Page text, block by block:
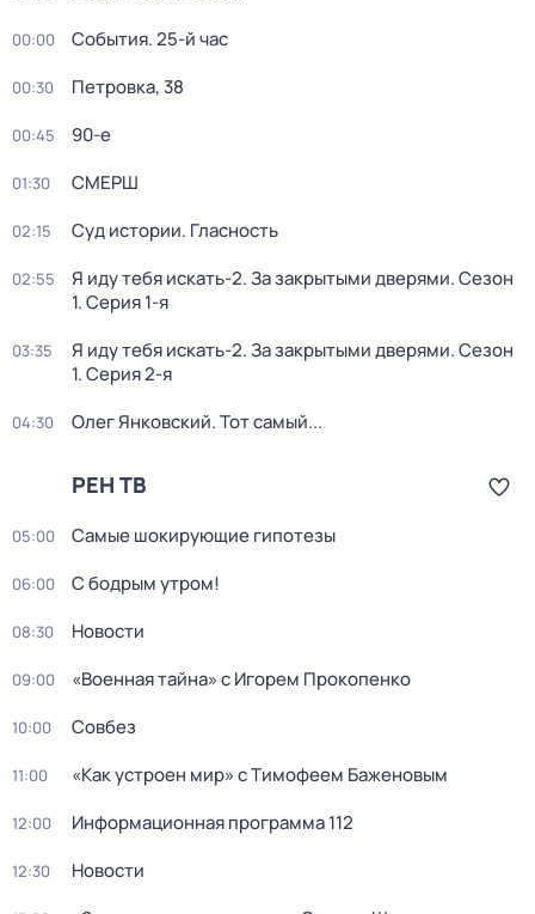
00:00 События. 25-й час
00:30 Петровка, 38
00:45 90-е
01:30 СМЕРШ
02:15 Суд истории. Гласность
02:55 Я иду тебя искать-2. За закрытыми дверями. Сезон
1. Серия 1-я
03:35 Я иду тебя искать-2. За закрытыми дверями. Сезон
1. Серия 2-я
04:30 Олег Янковский. Тот самый...
РЕН ТВ
05:00 Самые шoкиpующие гипотезы
06:00 С бодрым утром!
08:30 Новости
09:00 «Военная тайна» с Игорем Прокопенко
10:00 Совбез
11:00 «Как устроен мир» с Тимофеем Баженовым
12:00 Информационная программа 112
12:30 Новости